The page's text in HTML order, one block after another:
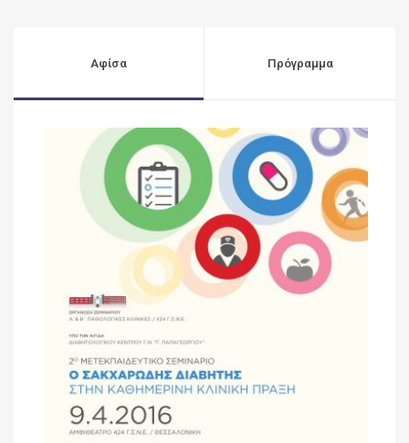
Αφίσα Πρόγραμμα